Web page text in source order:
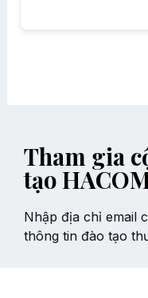
Tham gia
tạo
Nhập địa chỉ email
thông tin đào tạo